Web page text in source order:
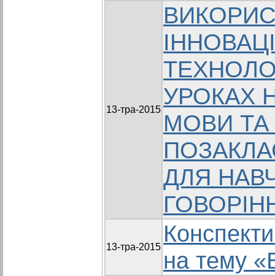
13-тра-2015
УРОКАХ
МОВИ ТА
ДЛЯ
13-тра-2015
на тему